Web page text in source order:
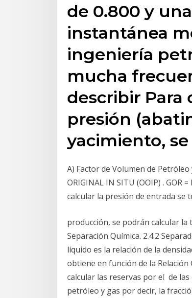
de 0.800 y
instantánea
ingeniería
mucha
describir Para
presión
yacimiento,
A) Factor de Volumen de Petróleo
ORIGINAL IN SITU (OOIP) . GOR
calcular la presión de entrada se
producción, se podrán calcular la
Separación Química. 2.4.2
líquido es la relación de la
obtiene en función de la
calcular las reservas por el de
petróleo y gas por decir, la